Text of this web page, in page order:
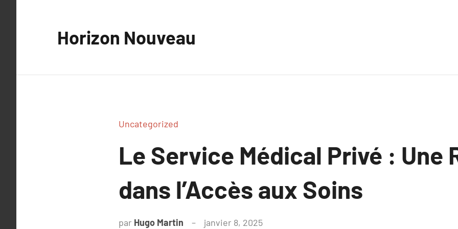
Horizon Nouveau
Uncategorized
Le Service Médical Privé : Une
dans l’Accès aux Soins
par Hugo Martin janvier 8, 2025